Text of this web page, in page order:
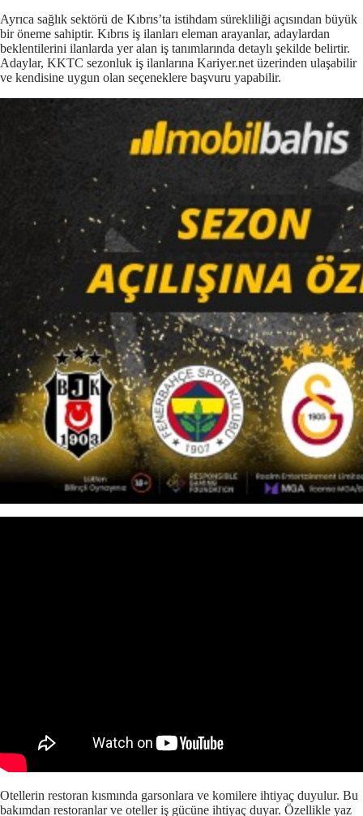
Ayrıca sağlık sektörü de Kıbrıs’ta istihdam sürekliliği açısından büyük
bir öneme sahiptir. Kıbrıs iş ilanları eleman arayanlar, adaylardan
beklentilerini ilanlarda yer alan iş tanımlarında detaylı şekilde belirtir.
Adaylar, KKTC sezonluk iş ilanlarına Kariyer.net üzerinden ulaşabilir
ve kendisine uygun olan seçeneklere başvuru yapabilir.
Otellerin restoran kısmında garsonlara ve komilere ihtiyaç duyulur. Bu
bakımdan restoranlar ve oteller iş gücüne ihtiyaç duyar. Özellikle yaz